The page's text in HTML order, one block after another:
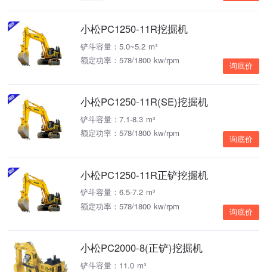
小松PC1250-11R挖掘机
铲斗容量：5.0~5.2 m³
额定功率：578/1800 kw/rpm
询底价
小松PC1250-11R(SE)挖掘机
铲斗容量：7.1-8.3 m³
额定功率：578/1800 kw/rpm
询底价
小松PC1250-11R正铲挖掘机
铲斗容量：6.5-7.2 m³
额定功率：578/1800 kw/rpm
询底价
小松PC2000-8(正铲)挖掘机
铲斗容量：11.0 m³